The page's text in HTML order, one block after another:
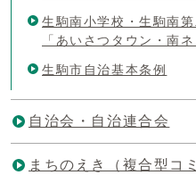
生駒南小学校・生駒南
「あいさつタウン・南
生駒市自治基本条例
自治会・自治連合会
まちのえき（複合型コ